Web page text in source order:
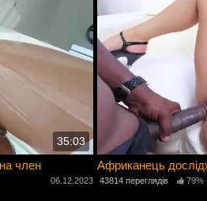
35:03
член
06.12.2023
Африканець
43814 переглядів 79%